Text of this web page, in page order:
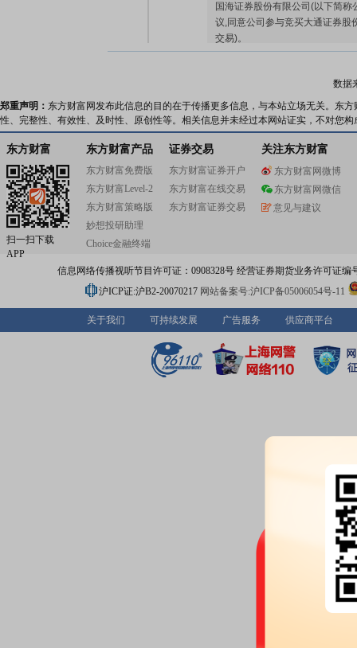
国海证券股份有限公司(以下简
议,同意公司参与竞买大通证券股
交易)。
公告：2026年07月18日发布《
2026-07-17
股权质押：截止2026年07月17
2026-07-16
与竞买大通证券股份有限公司股
2026-07-14
公告：2026年07月14日发布《
面向专业投资者公开发行公司债
截止2026年07月10
1219.08万股，质押总笔数2笔
2026年07月09日发布《
面向专业投资者公开发行公司债
数据
郑重声明： 东方财富网发布此信息的目的在于传播更多信息，与本站立场无关。东
性、完整性、有效性、及时性、原创性等。相关信息并未经过本网站证实，不对您
东方财富
扫一扫下载
APP
东方财富产品
东方财富免费版
东方财富Level-2
东方财富策略版
妙想投研助理
Choice金融终端
证券交易
东方财富证券开户
东方财富在线交易
东方财富证券交易
关注东方财富
东方财富网微博
东方财富网微信
意见与建议
信息网络传播视听节目许可证：0908328号 经营证券期货业务许可证编
沪ICP证:沪B2-20070217 网站备案号:沪ICP备05006054号-11
关于我们 可持续发展 广告服务 供应商平台